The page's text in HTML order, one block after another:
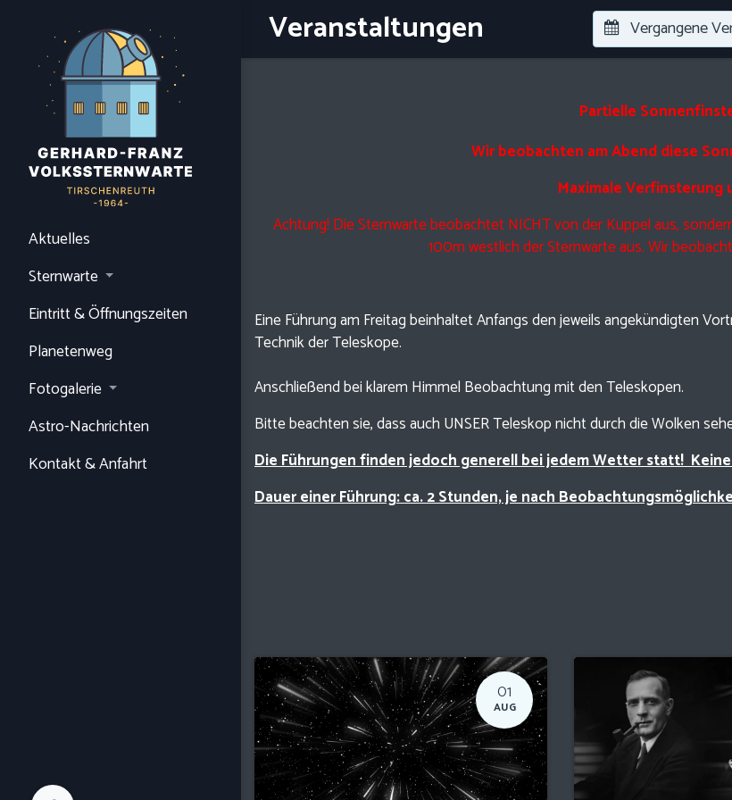
Aktuelles
Sternwarte
Eintritt & Öffnungszeiten
Planetenweg
Fotogalerie
Astro-Nachrichten
Kontakt & Anfahrt
Veranstaltungen Vergangene
Partielle
Wir beobachten am Abend diese
Maximale Verfinsterung
Achtung! Die Sternwarte beobachtet NICHT von der Kuppel aus,
100m westlich der Sternwarte aus. Wir
Eine Führung am Freitag beinhaltet Anfangs den jeweils angekündigten
Technik der Teleskope.
Anschließend bei klarem Himmel Beobachtung mit den Teleskopen.
Bitte beachten sie, dass auch UNSER Teleskop nicht durch die Wolken
Die Führungen finden jedoch generell bei jedem Wetter statt!
Dauer einer Führung: ca. 2 Stunden, je nach
01
AUG